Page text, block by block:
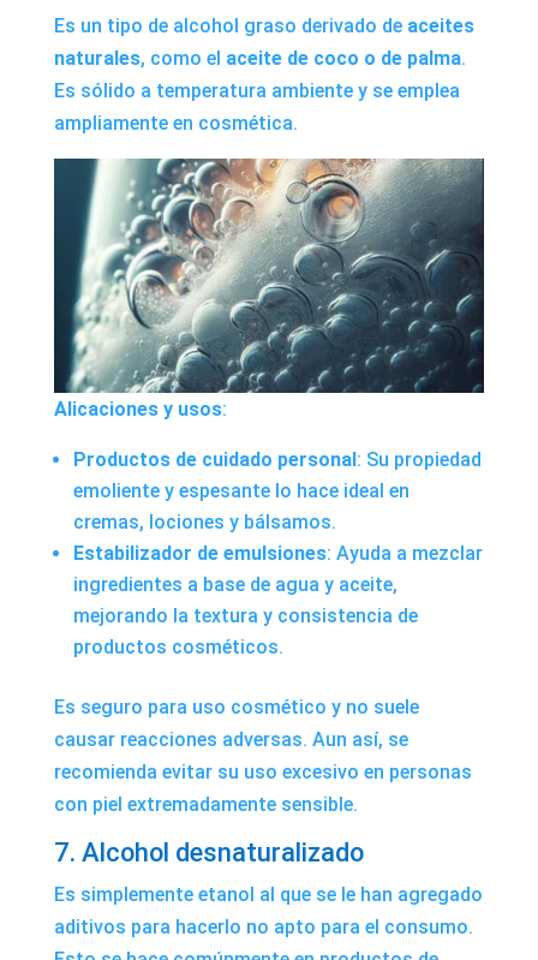
Es un tipo de alcohol graso derivado de aceites
naturales, como el aceite de coco o de palma.
Es sólido a temperatura ambiente y se emplea
ampliamente en cosmética.
Alicaciones y usos:
Productos de cuidado personal : Su propiedad
emoliente y espesante lo hace ideal en
cremas, lociones y bálsamos.
Estabilizador de emulsiones: Ayuda a mezclar
ingredientes a base de agua y aceite,
mejorando la textura y consistencia de
productos cosméticos.
Es seguro para uso cosmético y no suele
causar reacciones adversas. Aun así, se
recomienda evitar su uso excesivo en personas
con piel extremadamente sensible.
7. Alcohol desnaturalizado
Es simplemente etanol al que se le han agregado
aditivos para hacerlo no apto para el consumo.